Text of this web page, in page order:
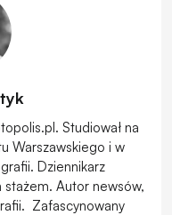
Studiował na
Warszawskiego i w
Dziennikarz
Autor newsów,
Zafascynowany